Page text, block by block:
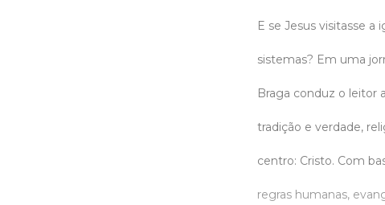
E se Jesus visitasse
sistemas? Em uma
Braga conduz o leitor
tradição e verdade,
centro: Cristo. Com
regras humanas,